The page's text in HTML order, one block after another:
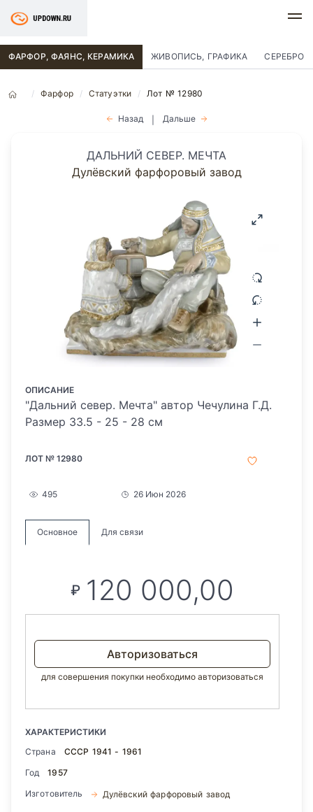
ФАРФОР, ФАЯНС, КЕРАМИКА ЖИВОПИСЬ, ГРАФИКА СЕРЕБРО
Фарфор Статуэтки Лот № 12980
Назад Дальше
ДАЛЬНИЙ СЕВЕР. МЕЧТА
Дулёвский фарфоровый завод
ОПИСАНИЕ
"Дальний север. Мечта" автор Чечулина Г.Д.
Размер 33.5 - 25 - 28 см
ЛОТ № 12980
495 26 Июн 2026
Основное Для связи
₽ 120 000,00
Авторизоваться
для совершения покупки необходимо авторизоваться
ХАРАКТЕРИСТИКИ
Страна
СССР 1941 - 1961
Год
1957
Изготовитель
Дулёвский фарфоровый завод